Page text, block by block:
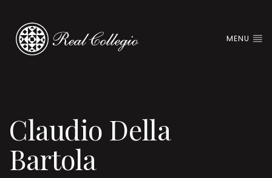
MENU
Claudio Della
Bartola